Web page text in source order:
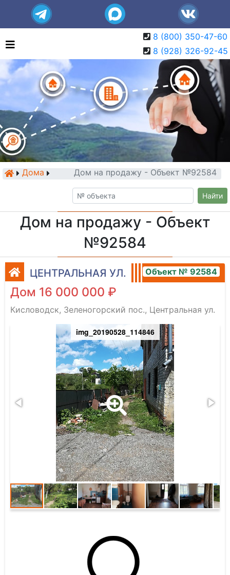
8 (800) 350-47-60
8 (928) 326-92-45
Дома Дом на продажу - Объект №92584
Найти
Дом на продажу - Объект
№92584
ЦЕНТРАЛЬНАЯ УЛ. Объект № 92584
Дом 16 000 000 ₽
Кисловодск, Зеленогорский пос., Центральная ул.
img_20190528_114846